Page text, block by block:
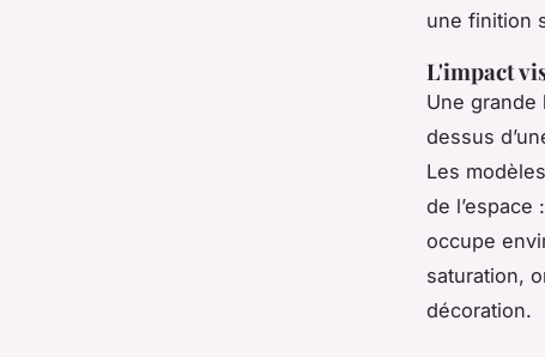
une finition
L'impact
Une grande
dessus
Les
de l’espace
occupe
saturation,
décoration.